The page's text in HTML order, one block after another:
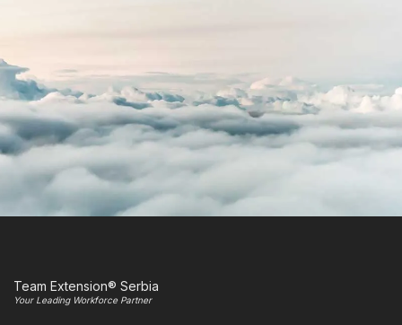
Team Extension® Serbia
Your Leading Workforce Partner